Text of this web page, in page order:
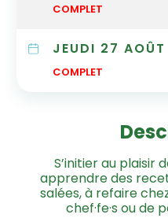
COMPLET
JEUDI 27 AOÛT
COMPLET
S’initier au plaisir
apprendre des
salées, à refaire
chef·fe·s ou de